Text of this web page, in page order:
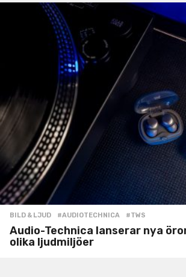
BILD & LJUD #AUDIOTECHNICA ,#TWS
Audio-Technica lanserar nya
olika ljudmiljöer